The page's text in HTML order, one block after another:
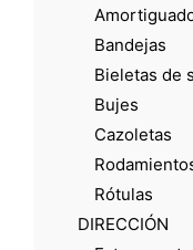
Bandejas
Bieletas de
Bujes
Cazoletas
Rótulas
DIRECCIÓN